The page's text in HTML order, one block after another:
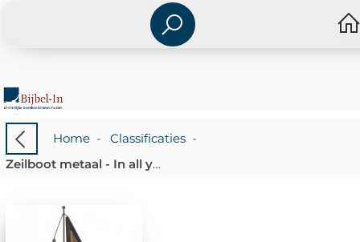
Home- Classificaties-
Zeilboot metaal - In all your ways